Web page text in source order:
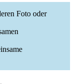
Foto oder